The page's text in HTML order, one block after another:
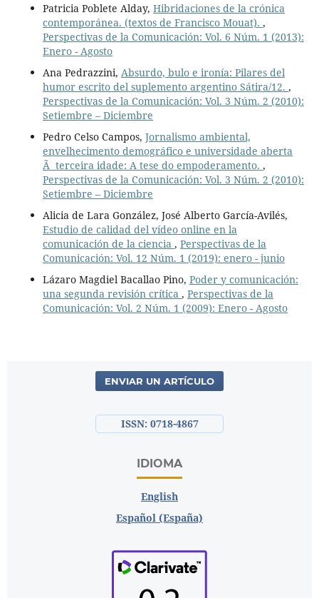
Patricia Poblete Alday, Hibridaciones de la crónica
contemporánea. (textos de Francisco Mouat). ,
Perspectivas de la Comunicación: Vol. 6 Núm. 1 (2013):
Enero - Agosto
Ana Pedrazzini, Absurdo, bulo e ironía: Pilares del
humor escrito del suplemento argentino Sátira/12. ,
Perspectivas de la Comunicación: Vol. 3 Núm. 2 (2010):
Setiembre – Diciembre
Pedro Celso Campos, Jornalismo ambiental,
envelhecimento demográfico e universidade aberta
Ã terceira idade: A tese do empoderamento. ,
Perspectivas de la Comunicación: Vol. 3 Núm. 2 (2010):
Setiembre – Diciembre
Alicia de Lara González, José Alberto García-Avilés,
Estudio de calidad del vídeo online en la
comunicación de la ciencia , Perspectivas de la
Comunicación: Vol. 12 Núm. 1 (2019): enero - junio
Lázaro Magdiel Bacallao Pino, Poder y comunicación:
una segunda revisión crítica , Perspectivas de la
Comunicación: Vol. 2 Núm. 1 (2009): Enero - Agosto
ENVIAR UN ARTÍCULO
ISSN: 0718-4867
IDIOMA
English
Español (España)